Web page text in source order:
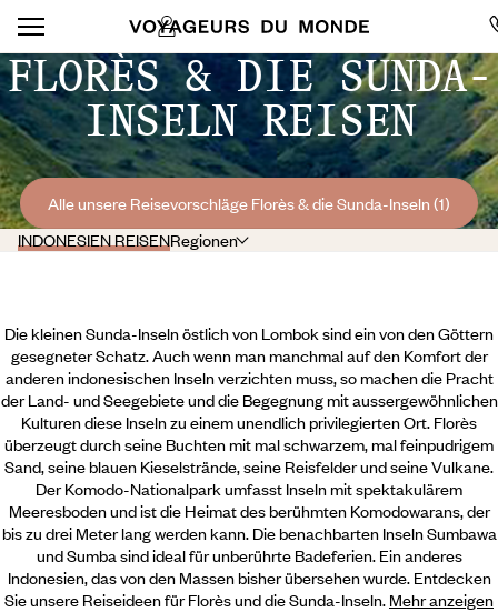
FLORÈS & DIE SUNDA-
INSELN REISEN
Alle unsere Reisevorschläge Florès & die Sunda-Inseln (1)
INDONESIEN REISENRegionen
Die kleinen Sunda-Inseln östlich von Lombok sind ein von den Göttern
gesegneter Schatz. Auch wenn man manchmal auf den Komfort der
anderen indonesischen Inseln verzichten muss, so machen die Pracht
der Land- und Seegebiete und die Begegnung mit aussergewöhnlichen
Kulturen diese Inseln zu einem unendlich privilegierten Ort. Florès
überzeugt durch seine Buchten mit mal schwarzem, mal feinpudrigem
Sand, seine blauen Kieselstrände, seine Reisfelder und seine Vulkane.
Der Komodo-Nationalpark umfasst Inseln mit spektakulärem
Meeresboden und ist die Heimat des berühmten Komodowarans, der
bis zu drei Meter lang werden kann. Die benachbarten Inseln Sumbawa
und Sumba sind ideal für unberührte Badeferien. Ein anderes
Indonesien, das von den Massen bisher übersehen wurde. Entdecken
Sie unsere Reiseideen für Florès und die Sunda-Inseln. Mehr anzeigen